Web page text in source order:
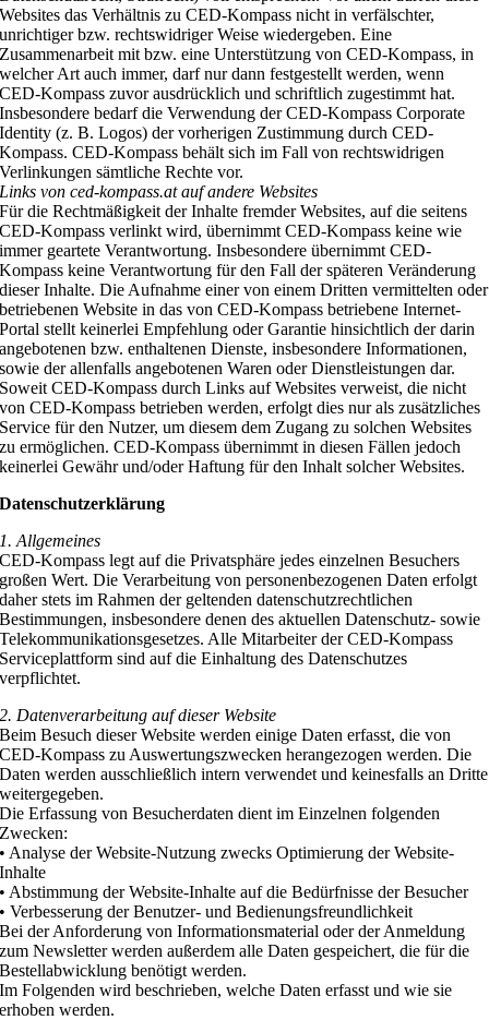
Websites das Verhältnis zu CED-Kompass nicht in verfälschter,
unrichtiger bzw. rechtswidriger Weise wiedergeben. Eine
Zusammenarbeit mit bzw. eine Unterstützung von CED-Kompass, in
welcher Art auch immer, darf nur dann festgestellt werden, wenn
CED-Kompass zuvor ausdrücklich und schriftlich zugestimmt hat.
Insbesondere bedarf die Verwendung der CED-Kompass Corporate
Identity (z. B. Logos) der vorherigen Zustimmung durch CED-
Kompass. CED-Kompass behält sich im Fall von rechtswidrigen
Verlinkungen sämtliche Rechte vor.
Links von ced-kompass.at auf andere Websites
Für die Rechtmäßigkeit der Inhalte fremder Websites, auf die seitens
CED-Kompass verlinkt wird, übernimmt CED-Kompass keine wie
immer geartete Verantwortung. Insbesondere übernimmt CED-
Kompass keine Verantwortung für den Fall der späteren Veränderung
dieser Inhalte. Die Aufnahme einer von einem Dritten vermittelten oder
betriebenen Website in das von CED-Kompass betriebene Internet-
Portal stellt keinerlei Empfehlung oder Garantie hinsichtlich der darin
angebotenen bzw. enthaltenen Dienste, insbesondere Informationen,
sowie der allenfalls angebotenen Waren oder Dienstleistungen dar.
Soweit CED-Kompass durch Links auf Websites verweist, die nicht
von CED-Kompass betrieben werden, erfolgt dies nur als zusätzliches
Service für den Nutzer, um diesem dem Zugang zu solchen Websites
zu ermöglichen. CED-Kompass übernimmt in diesen Fällen jedoch
keinerlei Gewähr und/oder Haftung für den Inhalt solcher Websites.
Datenschutzerklärung
1. Allgemeines
CED-Kompass legt auf die Privatsphäre jedes einzelnen Besuchers
großen Wert. Die Verarbeitung von personenbezogenen Daten erfolgt
daher stets im Rahmen der geltenden datenschutzrechtlichen
Bestimmungen, insbesondere denen des aktuellen Datenschutz- sowie
Telekommunikationsgesetzes. Alle Mitarbeiter der CED-Kompass
Serviceplattform sind auf die Einhaltung des Datenschutzes
verpflichtet.
2. Datenverarbeitung auf dieser Website
Beim Besuch dieser Website werden einige Daten erfasst, die von
CED-Kompass zu Auswertungszwecken herangezogen werden. Die
Daten werden ausschließlich intern verwendet und keinesfalls an Dritte
weitergegeben.
Die Erfassung von Besucherdaten dient im Einzelnen folgenden
Zwecken:
• Analyse der Website-Nutzung zwecks Optimierung der Website-
Inhalte
• Abstimmung der Website-Inhalte auf die Bedürfnisse der Besucher
• Verbesserung der Benutzer- und Bedienungsfreundlichkeit
Bei der Anforderung von Informationsmaterial oder der Anmeldung
zum Newsletter werden außerdem alle Daten gespeichert, die für die
Bestellabwicklung benötigt werden.
Im Folgenden wird beschrieben, welche Daten erfasst und wie sie
erhoben werden.